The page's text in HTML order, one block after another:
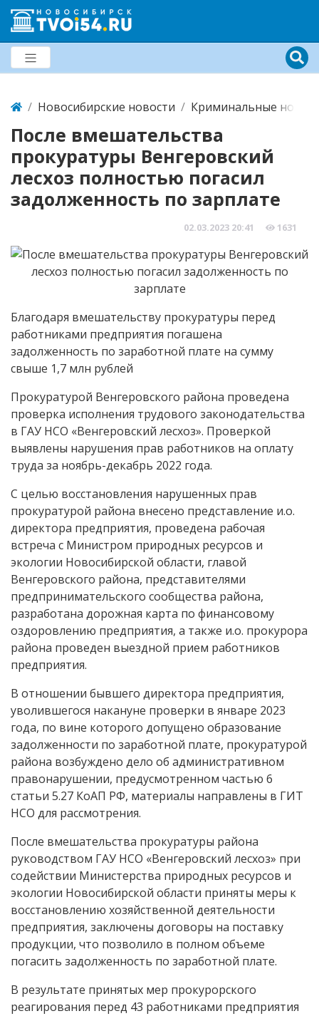
Новосибирские новости Криминальные
После вмешательства
прокуратуры Венгеровский
лесхоз полностью погасил
задолженность по зарплате
02.03.2023 20:41 1631
Благодаря вмешательству прокуратуры перед
работниками предприятия погашена
задолженность по заработной плате на сумму
свыше 1,7 млн рублей
Прокуратурой Венгеровского района проведена
проверка исполнения трудового законодательства
в ГАУ НСО «Венгеровский лесхоз». Проверкой
выявлены нарушения прав работников на оплату
труда за ноябрь-декабрь 2022 года.
С целью восстановления нарушенных прав
прокуратурой района внесено представление и.о.
директора предприятия, проведена рабочая
встреча с Министром природных ресурсов и
экологии Новосибирской области, главой
Венгеровского района, представителями
предпринимательского сообщества района,
разработана дорожная карта по финансовому
оздоровлению предприятия, а также и.о. прокурора
района проведен выездной прием работников
предприятия.
B отношении бывшего директора предприятия,
уволившегося накануне проверки в январе 2023
года, по вине которого допущено образование
задолженности по заработной плате, прокуратурой
района возбуждено дело об административном
правонарушении, предусмотренном частью 6
статьи 5.27 КоАП РФ, материалы направлены в ГИТ
НСО для рассмотрения.
После вмешательства прокуратуры района
руководством ГАУ НСО «Венгеровский лесхоз» при
содействии Министерства природных ресурсов и
экологии Новосибирской области приняты меры к
восстановлению хозяйственной деятельности
предприятия, заключены договоры на поставку
продукции, что позволило в полном объеме
погасить задолженность по заработной плате.
В результате принятых мер прокурорского
реагирования перед 43 работниками предприятия